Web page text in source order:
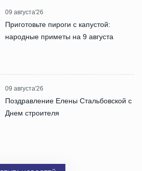
09 августа'26
Приготовьте пироги с капустой:
народные приметы на 9 августа
09 августа'26
Поздравление Елены Стальбовской с
Днем строителя